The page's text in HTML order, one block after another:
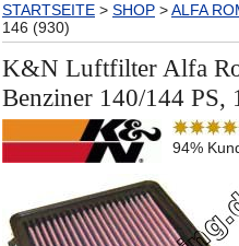
STARTSEITE > SHOP >ALFA
146 (930)
K&N Luftfilter Alfa
Benziner 140/144 PS,
94%